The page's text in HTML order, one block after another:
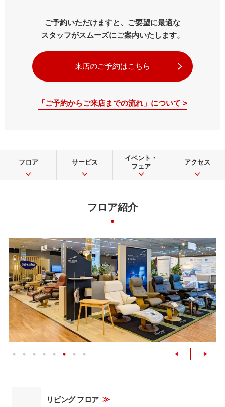
ご予約いただけますと、ご要望に最適な
スタッフがスムーズにご案内いたします。
来店のご予約はこちら
「ご予約からご来店までの流れ」について >
フロア サービス
イベント・
フェア
アクセス
フロア紹介
リビング フロア ≫